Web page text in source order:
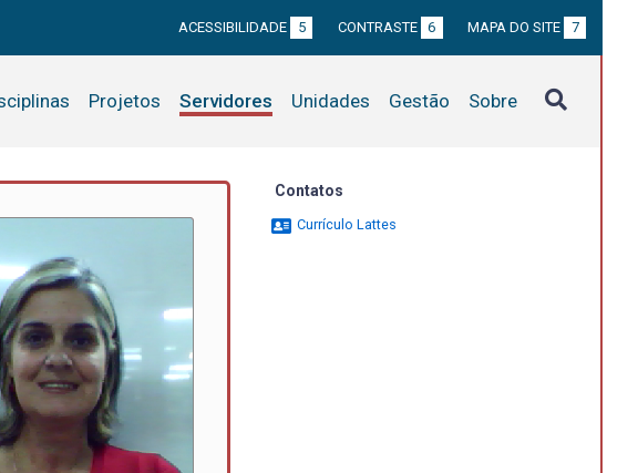
ACESSIBILIDADE 5 CONTRASTE 6 MAPA DO SITE 7
Projetos Servidores Unidades Gestão Sobre
Contatos
Currículo Lattes